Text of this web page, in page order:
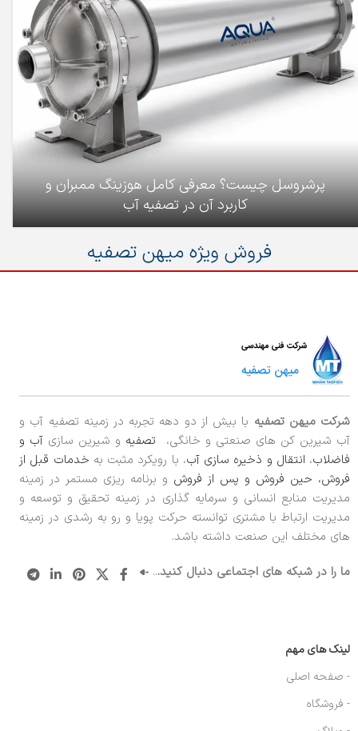
پرشروسل چیست؟ معرفی کامل هوزینگ ممبران و
کاربرد آن در تصفیه آب
فروش ویژه میهن تصفیه
شرکت میهن تصفیه با بیش از دو دهه تجربه در زمینه تصفیه آب و
آب شیرین کن های صنعتی و خانگی،
تصفیه و شیرین سازی آب و
فاضلاب، انتقال و ذخیره سازی آب، با رویکرد مثبت به خدمات قبل از
فروش، حین فروش و پس از فروش و برنامه ریزی مستمر در زمینه
مدیریت منابع انسانی و سرمایه گذاری در زمینه تحقیق و توسعه و
مدیریت ارتباط با مشتری توانسته حرکت پویا و رو به رشدی در زمینه
های مختلف این صنعت داشته باشد.
ما را در شبکه های اجتماعی دنبال کنید...
لینک های مهم
- صفحه اصلی
- فروشگاه